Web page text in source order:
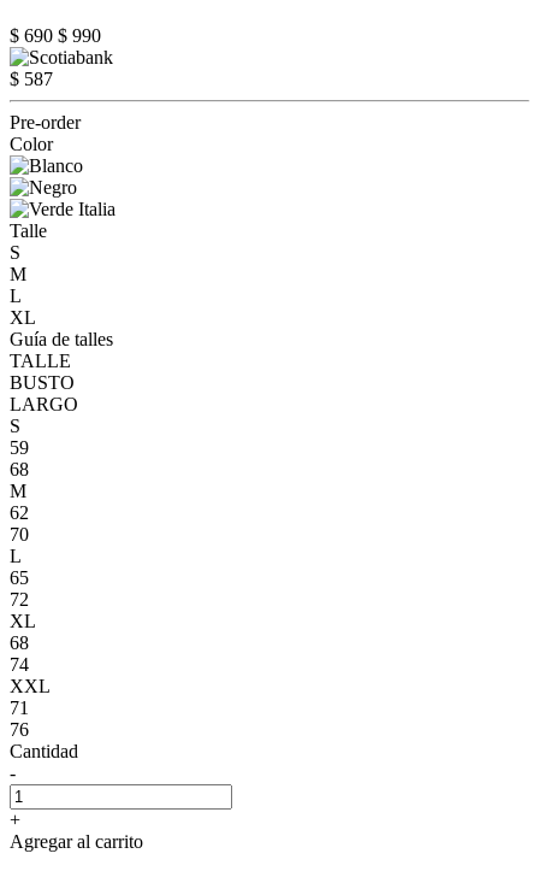
$ 690 $ 990
$ 587
Pre-order
Color
Talle
S
M
L
XL
Guía de talles
TALLE
BUSTO
LARGO
S
59
68
M
62
70
L
65
72
XL
68
74
XXL
71
76
Cantidad
-
+
Agregar al carrito